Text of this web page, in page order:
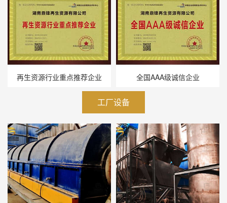
再生资源行业重点推荐企业 全国AAA级诚信企业
工厂设备